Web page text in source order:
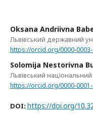
Oksana Andriivna
Львівський державний
https://orcid.org/0000-0003-
Solomija Nestorivna
Львівський
https://orcid.org/0000-
DOI: https://doi.org/